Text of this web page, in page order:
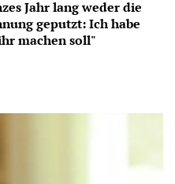
Jahr lang weder die
geputzt: Ich habe
machen soll"